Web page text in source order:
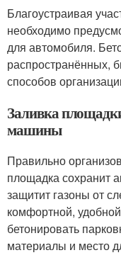
Благоустраивая
необходимо
для автомобиля.
распространённых,
способов
Заливка
машины
Правильно
площадка сохранит
защитит газоны от
комфортной,
бетонировать
материалы и место